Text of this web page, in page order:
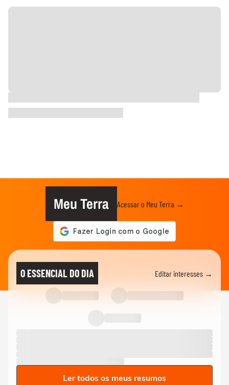
Meu Terra Acessar o Meu Terra →
O ESSENCIAL DO DIA Editar interesses →
Ler todos os meus resumos